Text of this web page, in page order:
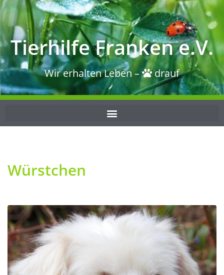
Tierhilfe Franken e.V.
Wir erhalten Leben – drauf
Würstchen